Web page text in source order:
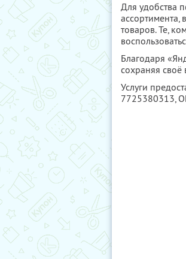
Для удобства
товаров. Те,
Благодаря
сохраняя
Услуги
7725380313,